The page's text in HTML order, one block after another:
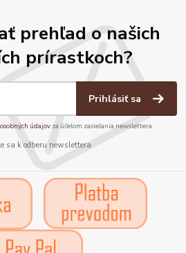
prehľad o našich
prírastkoch?
Prihlásiť sa
údajov za účelom zasielania newslettera.
sa k odberu newslettera